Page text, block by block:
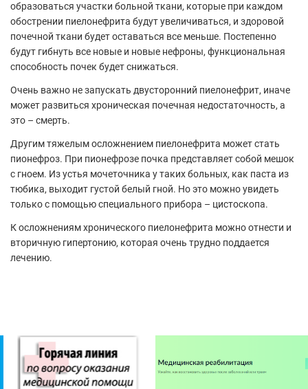
образоваться участки больной ткани, которые при каждом
обострении пиелонефрита будут увеличиваться, и здоровой
почечной ткани будет оставаться все меньше. Постепенно
будут гибнуть все новые и новые нефроны, функциональная
способность почек будет снижаться.
Очень важно не запускать двусторонний пиелонефрит, иначе
может развиться хроническая почечная недостаточность, а
это – смерть.
Другим тяжелым осложнением пиелонефрита может стать
пионефроз. При пионефрозе почка представляет собой мешок
с гноем. Из устья мочеточника у таких больных, как паста из
тюбика, выходит густой белый гной. Но это можно увидеть
только с помощью специального прибора – цистоскопа.
К осложнениям хронического пиелонефрита можно отнести и
вторичную гипертонию, которая очень трудно поддается
лечению.